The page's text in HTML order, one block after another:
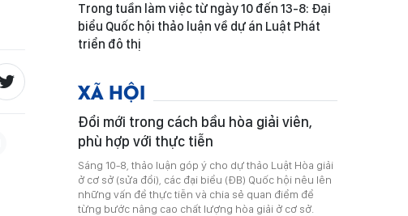
Trong tuần làm việc từ ngày 10 đến 13-8: Đại
biểu Quốc hội thảo luận về dự án Luật Phát
triển đô thị
XÃ HỘI
Đổi mới trong cách bầu hòa giải viên,
phù hợp với thực tiễn
Sáng 10-8, thảo luận góp ý cho dự thảo Luật Hòa giải
ở cơ sở (sửa đổi), các đại biểu (ĐB) Quốc hội nêu lên
những vấn đề thực tiễn và chia sẻ quan điểm để
từng bước nâng cao chất lượng hòa giải ở cơ sở.